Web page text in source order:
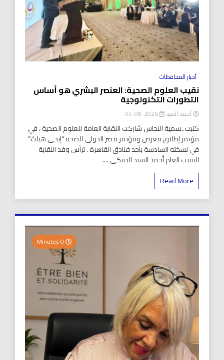
أخبار المحافظات
نقيب العلوم الصحية: العنصر البشري هو أساس
التطورات التكنولوجية
أحمد السيد 2026-08-04
كتبت..سمية النحاس شاركت النقابة العامة للعلوم الصحية ، في
مؤتمر إطلاق معرض ومؤتمر مصر الدولي للصحة “إيجي هيلث”
في نسخته السادسة بأحد فنادق القاهرة . ترأس وفد النقابة
النقيب العام أحمد السيد الدبيكي ،...
Read More